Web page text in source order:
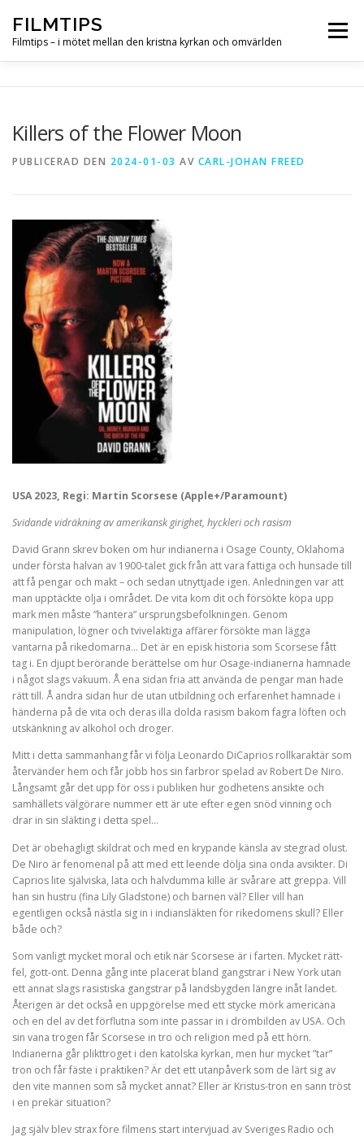
innehåll
FILMTIPS
Filmtips – i mötet mellan den kristna kyrkan och omvärlden
Meny
Killers of the Flower Moon
PUBLICERAD DEN 2024-01-03 AV CARL-JOHAN FREED
USA 2023, Regi: Martin Scorsese (Apple+/Paramount)
Svidande vidräkning av amerikansk girighet, hyckleri och rasism
David Grann skrev boken om hur indianerna i Osage County, Oklahoma
under första halvan av 1900-talet gick från att vara fattiga och hunsade till
att få pengar och makt – och sedan utnyttjade igen. Anledningen var att
man upptäckte olja i området. De vita kom dit och försökte köpa upp
mark men måste ”hantera” ursprungsbefolkningen. Genom
manipulation, lögner och tvivelaktiga affärer försökte man lägga
vantarna på rikedomarna… Det är en episk historia som Scorsese fått
tag i. En djupt berörande berättelse om hur Osage-indianerna hamnade
i något slags vakuum. Å ena sidan fria att använda de pengar man hade
rätt till. Å andra sidan hur de utan utbildning och erfarenhet hamnade i
händerna på de vita och deras illa dolda rasism bakom fagra löften och
utskänkning av alkohol och droger.
Mitt i detta sammanhang får vi följa Leonardo DiCaprios rollkaraktär som
återvänder hem och får jobb hos sin farbror spelad av Robert De Niro.
Långsamt går det upp för oss i publiken hur godhetens ansikte och
samhällets välgörare nummer ett är ute efter egen snöd vinning och
drar in sin släkting i detta spel…
Det är obehagligt skildrat och med en krypande känsla av stegrad olust.
De Niro är fenomenal på att med ett leende dölja sina onda avsikter. Di
Caprios lite själviska, lata och halvdumma kille är svårare att greppa. Vill
han sin hustru (fina Lily Gladstone) och barnen väl? Eller vill han
egentligen också nästla sig in i indiansläkten för rikedomens skull? Eller
både och?
Som vanligt mycket moral och etik när Scorsese är i farten. Mycket rätt-
fel, gott-ont. Denna gång inte placerat bland gangstrar i New York utan
ett annat slags rasistiska gangstrar på landsbygden längre inåt landet.
Återigen är det också en uppgörelse med ett stycke mörk americana
och en del av det förflutna som inte passar in i drömbilden av USA. Och
sin vana trogen får Scorsese in tro och religion med på ett hörn.
Indianerna går plikttroget i den katolska kyrkan, men hur mycket ”tar”
tron och får fäste i praktiken? Är det ett utanpåverk som de lärt sig av
den vite mannen som så mycket annat? Eller är Kristus-tron en sann tröst
i en prekär situation?
Jag själv blev strax före filmens start intervjuad av Sveriges Radio och